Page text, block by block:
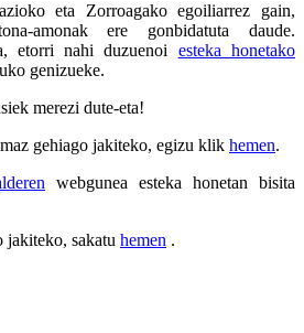
eta Zorroagako egoiliarrez gain,
amonak ere gonbidatuta daude.
etorri nahi duzuenoi esteka honetako
genizueke.
merezi dute-eta!
gehiago jakiteko, egizu klik hemen.
webgunea esteka honetan bisita
jakiteko, sakatu hemen .